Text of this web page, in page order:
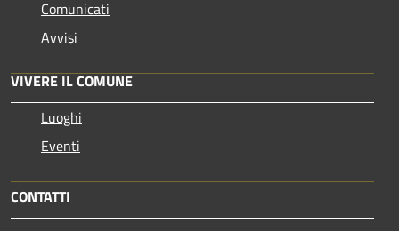
Comunicati
Avvisi
VIVERE IL COMUNE
Luoghi
Eventi
CONTATTI